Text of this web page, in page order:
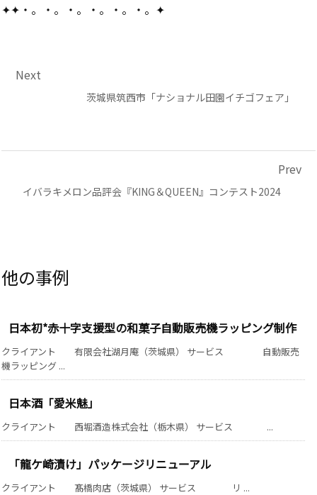
✦✦・。・。・。・。・。・。✦
茨城県筑西市「ナショナル田園イチゴフェア」
Next
イバラキメロン品評会『KING＆QUEEN』コンテスト2024
Prev
日本初*赤十字支援型の和菓子自動販売機ラッピング制作
クライアント 有限会社湖月庵（茨城県） サービス 自動販売
機ラッピング ...
日本酒「愛米魅」
クライアント 西堀酒造株式会社（栃木県） サービス ...
「龍ケ崎漬け」パッケージリニューアル
クライアント 髙橋肉店（茨城県） サービス リ ...